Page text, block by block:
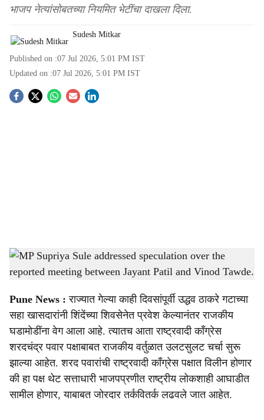
भाजप नेत्यांसोबतच्या नियमित भेटींचा दाखला दिला.
Sudesh Mitkar
Published on :07 Jul 2026, 5:01 PM IST
Updated on :07 Jul 2026, 5:01 PM IST
S
h
r
e
MP Supriya Sule addressed speculation over the reported meeting between Jayant Patil
and Vinod Tawde.
-Sarkarnama
Pune News : राज्यात गेल्या काही दिवसांपूर्वी उद्धव ठाकरे गटाच्या
सहा खासदारांनी शिंदेंच्या शिवसेनेत प्रवेश केल्यानंतर राजकीय
घडामोडींना वेग आला आहे. त्यातच आता राष्ट्रवादी काँग्रेस
शरदचंद्र पवार पक्षाबाबत राजकीय वर्तुळात उलटसुलट चर्चा सुरू
झाल्या आहेत. शरद पवारांची राष्ट्रवादी काँग्रेस पक्षात विलीन होणार
की हा पक्ष थेट सत्ताधारी भाजपप्रणीत राष्ट्रीय लोकशाही आघाडीत
सामील होणार, याबाबत जोरदार तर्कवितर्क लढवले जात आहेत.